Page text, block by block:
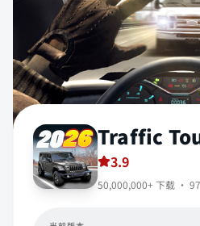
Traffic
3.9
50,000,000+ 下载 ·